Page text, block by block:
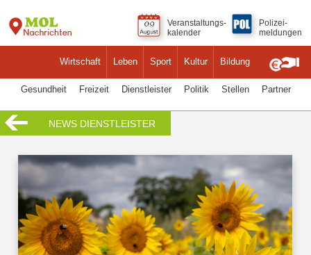
Wirtschaft Leben Sport Kultur Bildung
Veranstaltungs-
kalender
Polizei-
meldungen
Gesundheit Freizeit Dienstleister Politik Stellen Partner
NEWS DIENSTLEISTER